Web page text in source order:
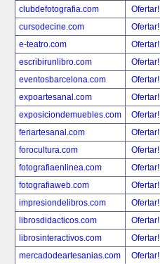
clubdefotografia.com
cursodecine.com
e-teatro.com
escribirunlibro.com
eventosbarcelona.com
expoartesanal.com
exposiciondemuebles.com
feriartesanal.com
forocultura.com
fotografiaenlinea.com
fotografiaweb.com
impresiondelibros.com
librosdidacticos.com
librosinteractivos.com
mercadodeartesanias.com